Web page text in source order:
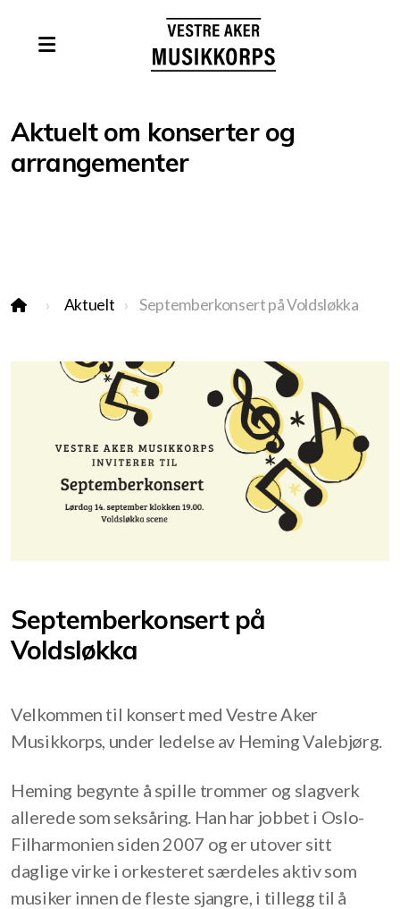
Aktuelt om konserter og
arrangementer
Aktuelt Septemberkonsert på Voldsløkka
Septemberkonsert på
Voldsløkka
Velkommen til konsert med Vestre Aker
Musikkorps, under ledelse av Heming Valebjørg.
Heming begynte å spille trommer og slagverk
allerede som seksåring. Han har jobbet i Oslo-
Filharmonien siden 2007 og er utover sitt
daglige virke i orkesteret særdeles aktiv som
musiker innen de fleste sjangre, i tillegg til å
Juletrefester